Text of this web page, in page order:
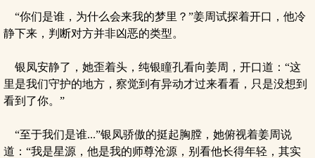
“你们是谁，为什么会来我的梦里？”姜周试探着开口，他冷
静下来，判断对方并非凶恶的类型。
银凤安静了，她歪着头，纯银瞳孔看向姜周，开口道：“这
里是我们守护的地方，察觉到有异动才过来看看，只是没想到
看到了你。”
“至于我们是谁...”银凤骄傲的挺起胸膛，她俯视着姜周说
道：“我是星源，他是我的师尊沧源，别看他长得年轻，其实